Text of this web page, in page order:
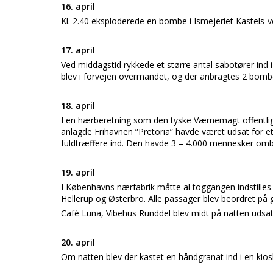
16. april
Kl. 2.40 eksploderede en bombe i Ismejeriet
17. april
Ved middagstid rykkede et større antal sabotører
blev i forvejen overmandet, og der anbragtes 2
18. april
I en hærberetning som den tyske Værnemagt
anlagde Frihavnen ”Pretoria” havde været udsat for
fuldtræffere ind. Den havde 3 – 4.000 mennesker
19. april
I Københavns nærfabrik måtte al toggangen
Hellerup og Østerbro. Alle passager blev beordret
Café Luna, Vibehus Runddel blev midt på natten
20. april
Om natten blev der kastet en håndgranat ind i en